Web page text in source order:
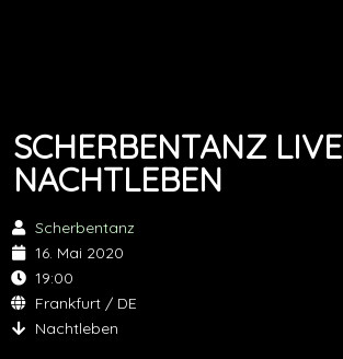
SCHERBENTANZ LIVE
NACHTLEBEN
Scherbentanz
16. Mai 2020
19:00
Frankfurt / DE
Nachtleben